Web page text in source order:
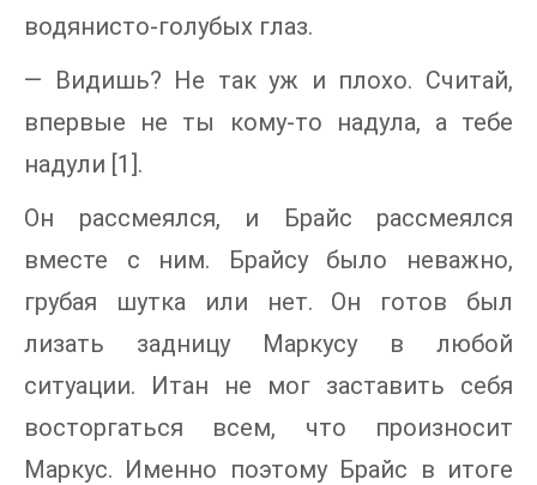
водянисто-голубых глаз.
— Видишь? Не так уж и плохо. Считай,
впервые не ты кому-то надула, а тебе
надули [1].
Он рассмеялся, и Брайс рассмеялся
вместе с ним. Брайсу было неважно,
грубая шутка или нет. Он готов был
лизать задницу Маркусу в любой
ситуации. Итан не мог заставить себя
восторгаться всем, что произносит
Маркус. Именно поэтому Брайс в итоге